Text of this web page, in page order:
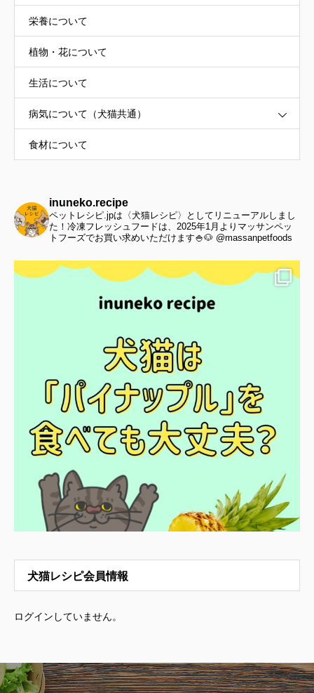
栄養について
植物・花について
生活について
病気について（犬猫共通）
食材について
inuneko.recipe
ペットレシピ.jpは〈犬猫レシピ〉としてリニューアルしまし
た！冷凍フレッシュフードは、2025年1月よりマッサンペッ
トフーズでお買い求めいただけます🍚🐶 @massanpetfoods
犬猫レシピ会員情報
ログインしていません。